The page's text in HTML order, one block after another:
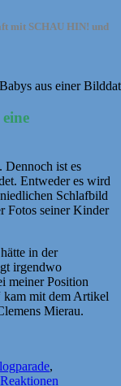
mit SCHAU HIN! und
aus einer
Dennoch ist es
Entweder es wird
Schlafbild
Fotos seiner Kinder
in der
irgendwo
meiner Position
kam mit dem Artikel
Mierau.
,